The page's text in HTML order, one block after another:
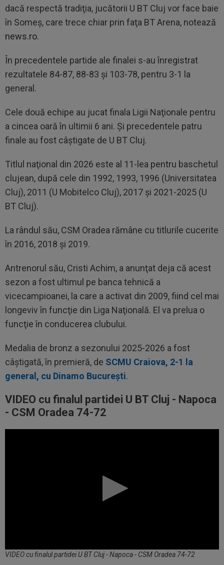
dacă respectă tradiţia, jucătorii U BT Cluj vor face baie
în Someş, care trece chiar prin faţa BT Arena, notează
news.ro.
În precedentele partide ale finalei s-au înregistrat
rezultatele 84-87, 88-83 şi 103-78, pentru 3-1 la
general.
Cele două echipe au jucat finala Ligii Naţionale pentru
a cincea oară în ultimii 6 ani. Şi precedentele patru
finale au fost câştigate de U BT Cluj.
Titlul naţional din 2026 este al 11-lea pentru baschetul
clujean, după cele din 1992, 1993, 1996 (Universitatea
Cluj), 2011 (U Mobitelco Cluj), 2017 şi 2021-2025 (U
BT Cluj).
La rândul său, CSM Oradea rămâne cu titlurile cucerite
în 2016, 2018 şi 2019.
Antrenorul său, Cristi Achim, a anunţat deja că acest
sezon a fost ultimul pe banca tehnică a
vicecampioanei, la care a activat din 2009, fiind cel mai
longeviv în funcţie din Liga Naţională. El va prelua o
funcţie în conducerea clubului.
Medalia de bronz a sezonului 2025-2026 a fost
câştigată, în premieră, de SCMU Craiova, 2-1 la
general, cu Dinamo Bucureşti.
VIDEO cu finalul partidei U BT Cluj - Napoca
- CSM Oradea 74-72
VIDEO cu finalul partidei U BT Cluj - Napoca - CSM Oradea 74-72